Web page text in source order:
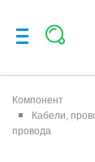
Компонент
Кабели,
провода